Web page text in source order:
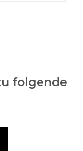
folgende